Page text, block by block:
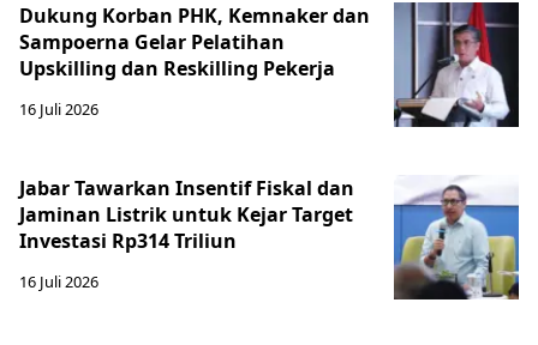
Dukung Korban PHK, Kemnaker dan
Sampoerna Gelar Pelatihan
Upskilling dan Reskilling Pekerja
16 Juli 2026
Jabar Tawarkan Insentif Fiskal dan
Jaminan Listrik untuk Kejar Target
Investasi Rp314 Triliun
16 Juli 2026